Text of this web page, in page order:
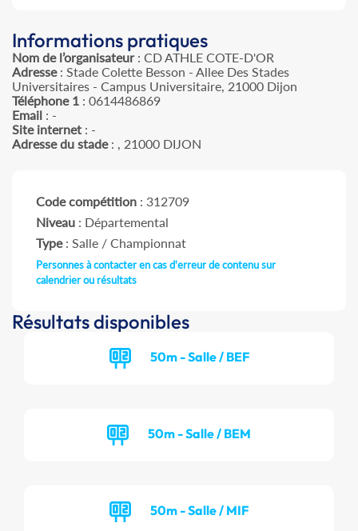
Informations pratiques
Nom de l’organisateur: CD ATHLE COTE-D'OR
Adresse: Stade Colette Besson - Allee Des Stades
Universitaires - Campus Universitaire, 21000 Dijon
Téléphone 1 : 0614486869
Email : -
Site internet : -
Adresse du stade: , 21000 DIJON
Code compétition : 312709
Niveau : Départemental
Type: Salle / Championnat
Personnes à contacter en cas d'erreur de contenu sur
calendrier ou résultats
Résultats disponibles
50m - Salle / BEF
50m - Salle / BEM
50m - Salle / MIF